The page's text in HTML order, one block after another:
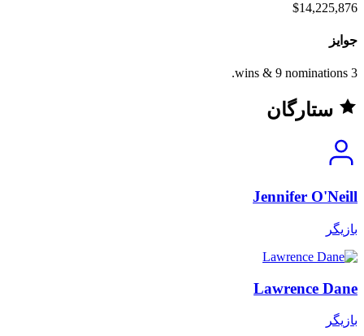
$14,225,876
جوایز
3 wins & 9 nominations.
ستارگان
Jennifer O'Neill
بازیگر
Lawrence Dane
بازیگر